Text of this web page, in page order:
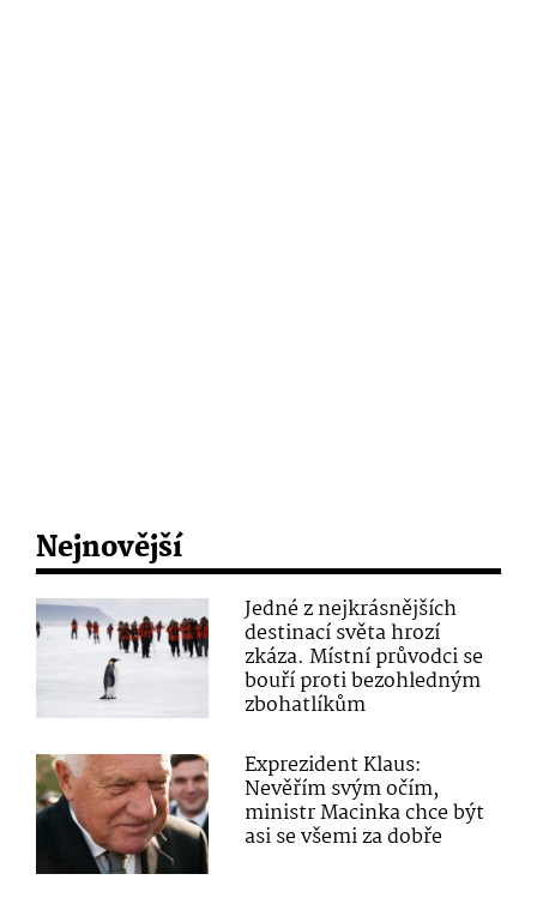
Nejnovější
Jedné z nejkrásnějších
destinací světa hrozí
zkáza. Místní průvodci se
bouří proti bezohledným
zbohatlíkům
Exprezident Klaus:
Nevěřím svým očím,
ministr Macinka chce být
asi se všemi za dobře